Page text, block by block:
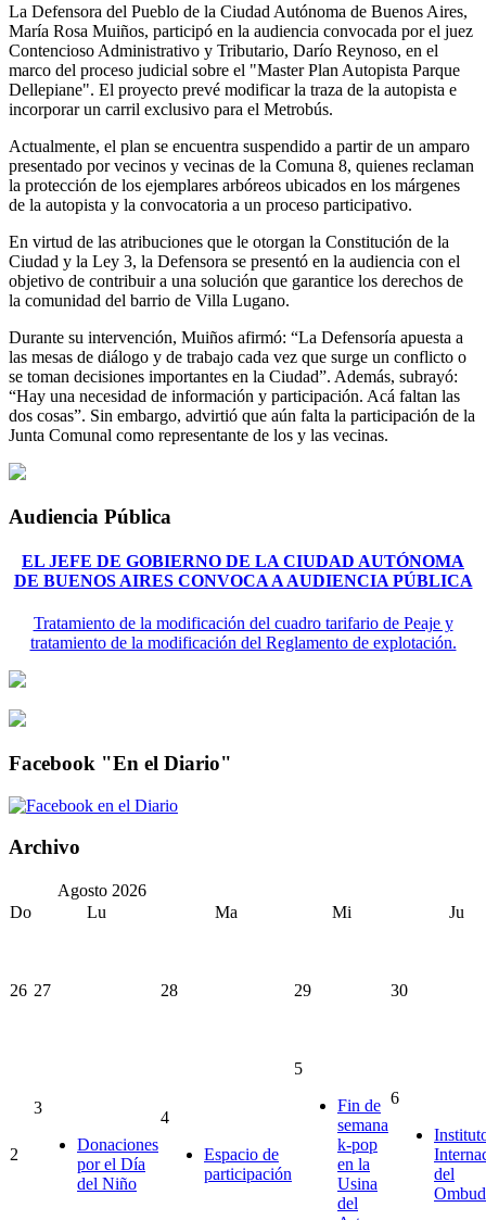
La Defensora del Pueblo de la Ciudad Autónoma de Buenos Aires,
María Rosa Muiños, participó en la audiencia convocada por el juez
Contencioso Administrativo y Tributario, Darío Reynoso, en el
marco del proceso judicial sobre el "Master Plan Autopista Parque
Dellepiane". El proyecto prevé modificar la traza de la autopista e
incorporar un carril exclusivo para el Metrobús.
Actualmente, el plan se encuentra suspendido a partir de un amparo
presentado por vecinos y vecinas de la Comuna 8, quienes reclaman
la protección de los ejemplares arbóreos ubicados en los márgenes
de la autopista y la convocatoria a un proceso participativo.
En virtud de las atribuciones que le otorgan la Constitución de la
Ciudad y la Ley 3, la Defensora se presentó en la audiencia con el
objetivo de contribuir a una solución que garantice los derechos de
la comunidad del barrio de Villa Lugano.
Durante su intervención, Muiños afirmó: “La Defensoría apuesta a
las mesas de diálogo y de trabajo cada vez que surge un conflicto o
se toman decisiones importantes en la Ciudad”. Además, subrayó:
“Hay una necesidad de información y participación. Acá faltan las
dos cosas”. Sin embargo, advirtió que aún falta la participación de la
Junta Comunal como representante de los y las vecinas.
Audiencia Pública
EL JEFE DE GOBIERNO DE LA CIUDAD AUTÓNOMA
DE BUENOS AIRES CONVOCA A AUDIENCIA PÚBLICA
Tratamiento de la modificación del cuadro tarifario de Peaje y
tratamiento de la modificación del Reglamento de explotación.
Facebook "En el Diario"
Archivo
Agosto 2026
Do
Lu Ma Mi Ju
26 27 28 29 30
2
3
Donaciones
por el Día
del Niño
4
Espacio de
participación
5
Fin de
semana
k-pop
en la
Usina
del
6
del